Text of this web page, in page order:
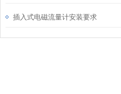
插入式电磁流量计安装要求